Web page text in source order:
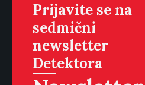
Prijavite se na
sedmični
newsletter
Detektora